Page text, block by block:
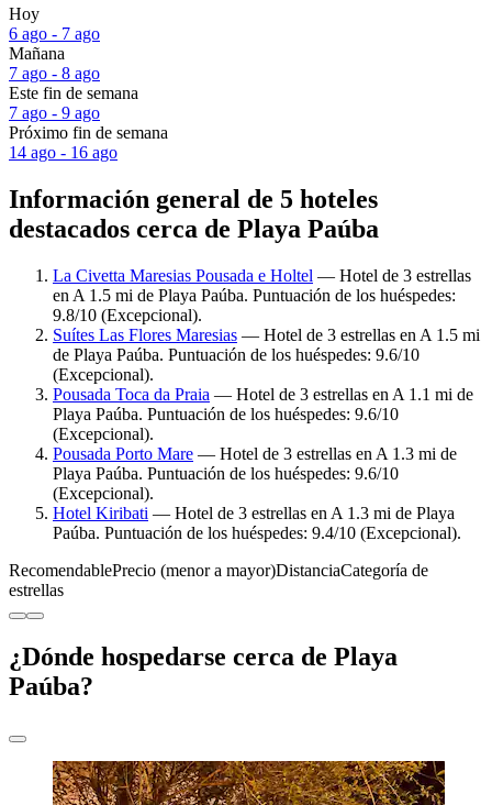
Hoy
6 ago - 7 ago
Mañana
7 ago - 8 ago
Este fin de semana
7 ago - 9 ago
Próximo fin de semana
14 ago - 16 ago
Información general de 5 hoteles
destacados cerca de Playa Paúba
La Civetta Maresias Pousada e Holtel — Hotel de 3 estrellas
en A 1.5 mi de Playa Paúba. Puntuación de los huéspedes:
9.8/10 (Excepcional).
Suítes Las Flores Maresias — Hotel de 3 estrellas en A 1.5 mi
de Playa Paúba. Puntuación de los huéspedes: 9.6/10
(Excepcional).
Pousada Toca da Praia — Hotel de 3 estrellas en A 1.1 mi de
Playa Paúba. Puntuación de los huéspedes: 9.6/10
(Excepcional).
Pousada Porto Mare — Hotel de 3 estrellas en A 1.3 mi de
Playa Paúba. Puntuación de los huéspedes: 9.6/10
(Excepcional).
Hotel Kiribati — Hotel de 3 estrellas en A 1.3 mi de Playa
Paúba. Puntuación de los huéspedes: 9.4/10 (Excepcional).
RecomendablePrecio (menor a mayor)DistanciaCategoría de
estrellas
¿Dónde hospedarse cerca de Playa
Paúba?